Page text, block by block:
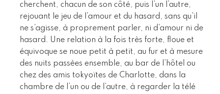
cherchent, chacun de son côté, puis l’un l’autre,
rejouant le jeu de l’amour et du hasard, sans qu’il
ne s’agisse, à proprement parler, ni d’amour ni de
hasard. Une relation à la fois très forte, floue et
équivoque se noue petit à petit, au fur et à mesure
des nuits passées ensemble, au bar de l’hôtel ou
chez des amis tokyoïtes de Charlotte, dans la
chambre de l’un ou de l’autre, à regarder la télé